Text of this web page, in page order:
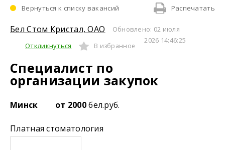
Вернуться к списку вакансий Распечатать
Бел Стом Кристал, ОАО
Обновлено: 02 июля
2026 14:46:25
Откликнуться В избранное
Специалист по
организации закупок
Минск от 2000бел.руб.
Платная стоматология